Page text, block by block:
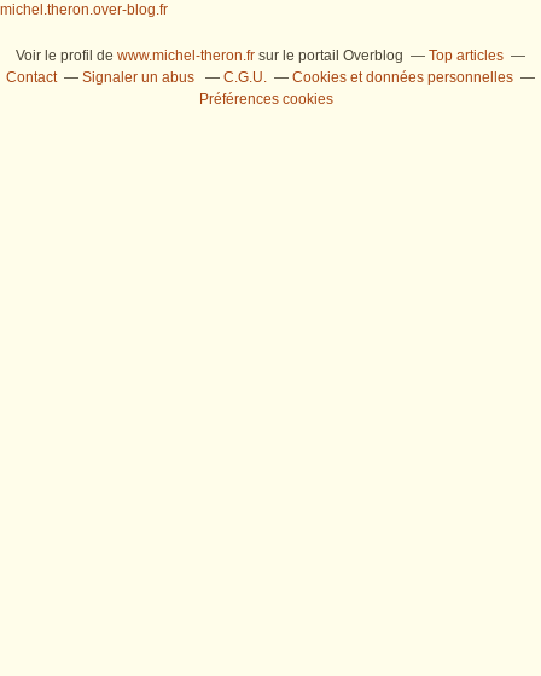
michel.theron.over-blog.fr
Voir le profil de www.michel-theron.fr sur le portail Overblog
Top articles
Contact
Signaler un abus C.G.U.
Cookies et données personnelles
Préférences cookies